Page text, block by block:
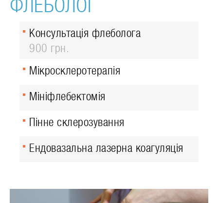
ФЛЕБОЛОГ
Консультація флеболога
900 грн.
Мікросклеротерапія
Мініфлебектомія
Пінне склерозування
Ендовазальна лазерна коагуляція